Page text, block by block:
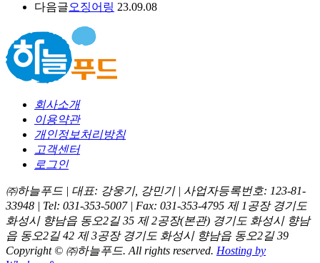
다음글오징어링 23.09.08
회사소개
이용약관
개인정보처리방침
고객센터
로그인
㈜하늘푸드 | 대표: 강웅기, 강민기 | 사업자등록번호: 123-81-
33948 | Tel: 031-353-5007 | Fax: 031-353-4795 제 1공장 경기도
화성시 향남읍 동오2길 35 제 2공장(본관) 경기도 화성시 향남
읍 동오2길 42 제 3공장 경기도 화성시 향남읍 동오2길 39
Copyright © ㈜하늘푸드. All rights reserved. Hosting by